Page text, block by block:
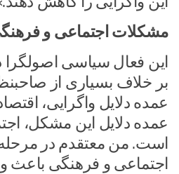
مشکلات اجتماعی و
این فعال سیاسی اصولگرا
بر خلاف بسیاری از
عمده دلایل واگرایی،
عمده دلایل این مشکل،
است. من معتقدم در
اجتماعی و فرهنگی باعث